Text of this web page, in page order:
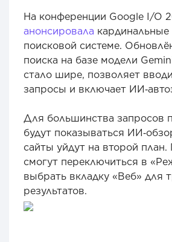
На конференции Google I/O
анонсировала
поисковой системе.
поиска на базе модели
стало шире, позволяет
запросы и включает
Для большинства запросов
будут показываться
сайты уйдут на второй план.
смогут переключиться в
выбрать вкладку «Веб» для
результатов.